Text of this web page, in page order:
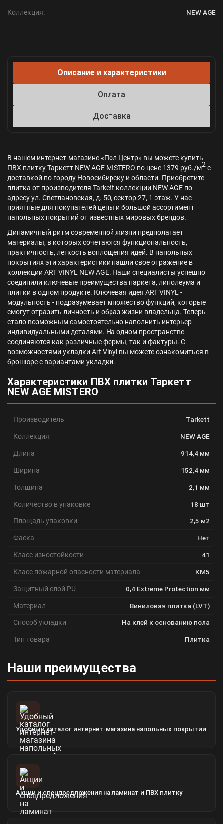
Коллекция: NEW AGE
Описание и характеристики
Оплата
Доставка
В нашем интернет-магазине «Пол Центр» вы можете купить
ПВХ плитку Таркетт NEW AGE MISTERO по цене 1379 руб./м2с
доставкой по городу Новосибирску и области. Приобретите
плитка от производителя Tarkett коллекции NEW AGE по
адресу ул. Светлановская, д. 50, сектор 27, 1 этаж. У нас
приятные для покупателей цены и большой ассортимент
напольных покрытий от известных мировых брендов.
Динамичный ритм современной жизни предполагает
материалы, в которых сочетаются функциональность,
практичность, легкость воплощения идей. В напольных
покрытиях эти характеристики нашли свое отражение в
коллекции ART VINYL NEW AGE. Наши специалисты успешно
соединили ключевые преимущества паркета, линолеума и
плитки в одном продукте. Ключевая идея ART VINYL -
модульность - подразумевает множество функций, которые
смогут отразить личность и образ жизни владельца. Теперь
стало возможным самостоятельно наполнить интерьер
индивидуальными деталями. На одном пространстве
соединяются как различные формы, так и фактуры. С
возможностями укладки Art Vinyl вы можете ознакомиться в
брошюре с вариантами укладки.
Характеристики ПВХ плитки Таркетт
NEW AGE MISTERO
Производитель Tarkett
Коллекция NEW AGE
Длина 914,4 мм
Ширина 152,4 мм
Толщина 2,1 мм
Количество в упаковке 18 шт
Площадь упаковки 2,5 м2
Фаска Нет
Класс изностойкости 41
Класс пожарной опасности материала КМ5
Защитный слой PU 0,4 Extreme Protection мм
Материал Виниловая плитка (LVT)
Способ укладки На клей к основанию пола
Тип товара Плитка
Наши преимущества
Удобный каталог интернет-магазина напольных покрытий
Акции и спецпредложения на ламинат и ПВХ плитку